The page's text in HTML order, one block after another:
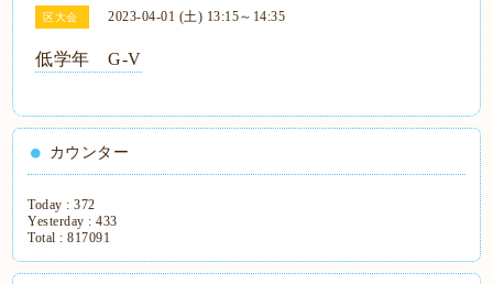
区大会 2023-04-01 (土) 13:15～14:35
低学年 G-V
カウンター
Today :372
Yesterday :433
Total :817091